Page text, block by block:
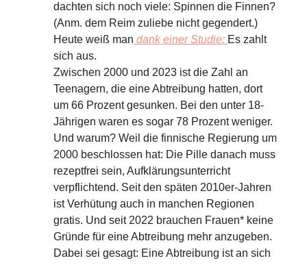
dachten sich noch viele: Spinnen die Finnen?
(Anm. dem Reim zuliebe nicht gegendert.)
Heute weiß man dank einer Studie: Es zahlt
sich aus.
Zwischen 2000 und 2023 ist die Zahl an
Teenagern, die eine Abtreibung hatten, dort
um 66 Prozent gesunken. Bei den unter 18-
Jährigen waren es sogar 78 Prozent weniger.
Und warum? Weil die finnische Regierung um
2000 beschlossen hat: Die Pille danach muss
rezeptfrei sein, Aufklärungsunterricht
verpflichtend. Seit den späten 2010er-Jahren
ist Verhütung auch in manchen Regionen
gratis. Und seit 2022 brauchen Frauen* keine
Gründe für eine Abtreibung mehr anzugeben.
Dabei sei gesagt: Eine Abtreibung ist an sich